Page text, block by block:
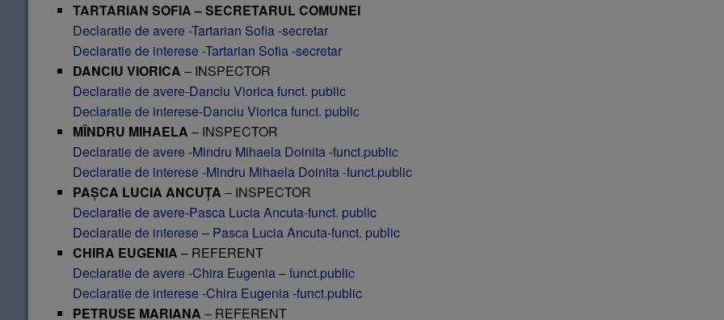
TARTARIAN SOFIA – SECRETARUL COMUNEI
Declaratie de avere -Tartarian Sofia -secretar
Declaratie de interese -Tartarian Sofia -secretar
DANCIU VIORICA – INSPECTOR
Declaratie de avere-Danciu Viorica funct. public
Declaratie de interese-Danciu Viorica funct. public
MÎNDRU MIHAELA – INSPECTOR
Declaratie de avere -Mindru Mihaela Doinita -funct.public
Declaratie de interese -Mindru Mihaela Doinita -funct.public
PAȘCA LUCIA ANCUȚA – INSPECTOR
Declaratie de avere-Pasca Lucia Ancuta-funct. public
Declaratie de interese – Pasca Lucia Ancuta-funct. public
CHIRA EUGENIA – REFERENT
Declaratie de avere -Chira Eugenia – funct.public
Declaratie de interese -Chira Eugenia -funct.public
PETRUSE MARIANA – REFERENT